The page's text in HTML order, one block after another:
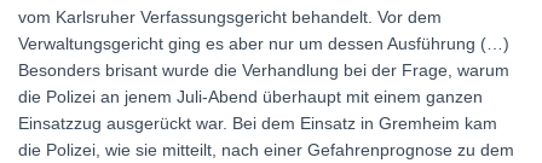
vom Karlsruher Verfassungsgericht behandelt. Vor dem
Verwaltungsgericht ging es aber nur um dessen Ausführung (…)
Besonders brisant wurde die Verhandlung bei der Frage, warum
die Polizei an jenem Juli-Abend überhaupt mit einem ganzen
Einsatzzug ausgerückt war. Bei dem Einsatz in Gremheim kam
die Polizei, wie sie mitteilt, nach einer Gefahrenprognose zu dem